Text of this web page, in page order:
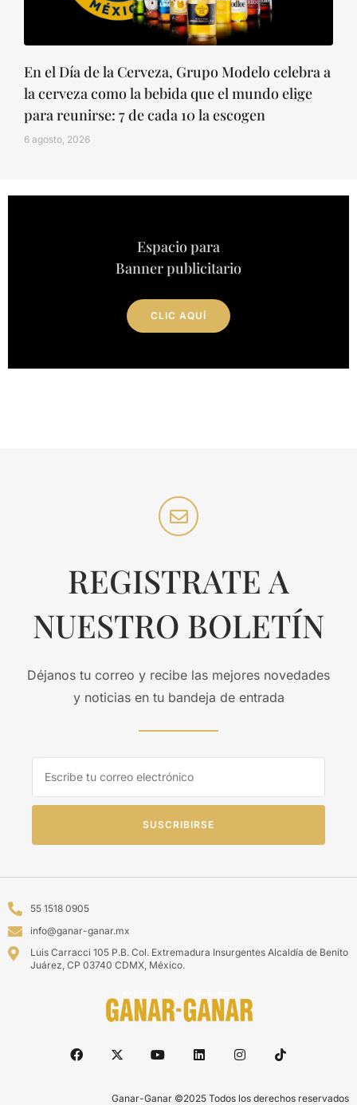
En el Día de la Cerveza, Grupo Modelo celebra a
la cerveza como la bebida que el mundo elige
para reunirse: 7 de cada 10 la escogen
6 agosto, 2026
Espacio para
Banner publicitario
CLIC AQUÍ
REGISTRATE A
NUESTRO BOLETÍN
Déjanos tu correo y recibe las mejores novedades
y noticias en tu bandeja de entrada
SUSCRIBIRSE
55 1518 0905
info@ganar-ganar.mx
Luis Carracci 105 P.B. Col. Extremadura Insurgentes Alcaldía de Benito
Juárez, CP 03740 CDMX, México.
Ganar-Ganar ©2025 Todos los derechos reservados